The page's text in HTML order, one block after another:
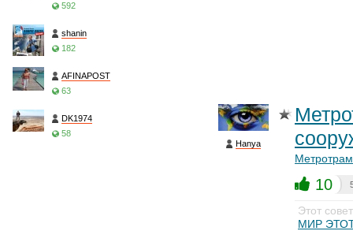
592
shanin
182
AFINAPOST
63
DK1974
58
Hanya
Метротрам
10
Этот
МИР